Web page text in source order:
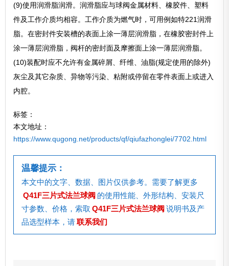
(9)使用润滑脂润滑。润滑脂应与球阀金属材料、橡胶件、塑料
件及工作介质均相容。工作介质为燃气时，可用例如特221润滑
脂。在密封件安装槽的表面上涂一薄层润滑脂，在橡胶密封件上
涂一薄层润滑脂，阀杆的密封面及摩擦面上涂一薄层润滑脂。
(10)装配时应不允许有金属碎屑、纤维、油脂(规定使用的除外)
灰尘及其它杂质、异物等污染、粘附或停留在零件表面上或进入
内腔。
标签：
本文地址：
https://www.qugong.net/products/qf/qiufazhonglei/7702.html
温馨提示：
本文中的文字、数据、图片仅供参考。需要了解更多
Q41F三片式法兰球阀 的使用性能、外形结构、安装尺
寸参数、价格，索取 Q41F三片式法兰球阀 说明书及产
品选型样本，请联系我们